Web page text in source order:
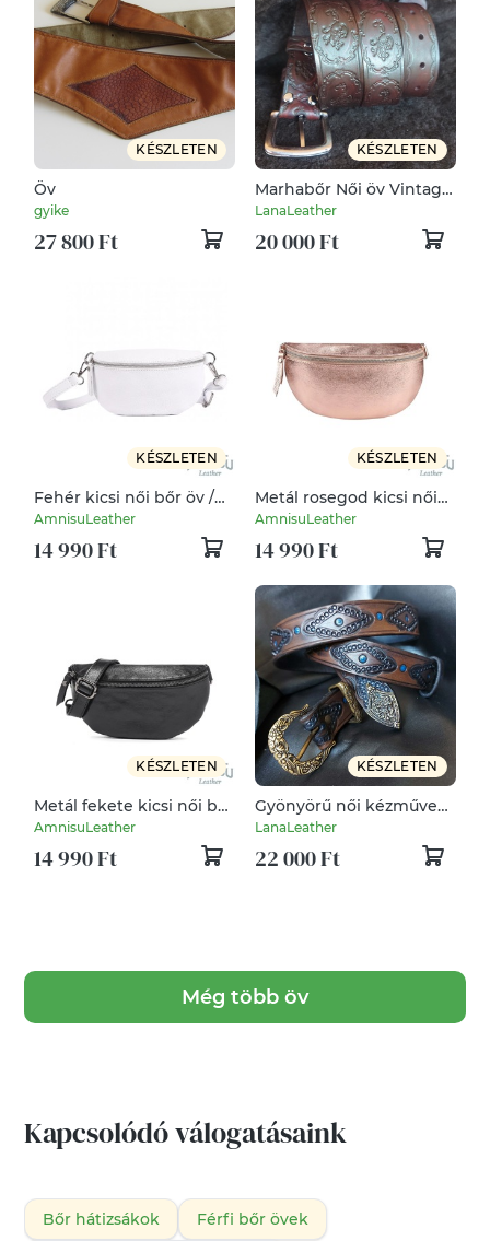
KÉSZLETEN
Öv
gyike
27 800 Ft
KÉSZLETEN
Marhabőr Női öv Vintage
megjelenés.
LanaLeather
20 000 Ft
KÉSZLETEN
Fehér kicsi női bőr öv /
oldaltáska
AmnisuLeather
14 990 Ft
KÉSZLETEN
Metál rosegod kicsi női
bőr öv / oldaltáska
AmnisuLeather
14 990 Ft
KÉSZLETEN
Metál fekete kicsi női bőr
öv / oldaltáska
AmnisuLeather
14 990 Ft
KÉSZLETEN
Gyönyörű női kézműves
öv
LanaLeather
22 000 Ft
Még több öv
Kapcsolódó válogatásaink
Bőr hátizsákok Férfi bőr övek